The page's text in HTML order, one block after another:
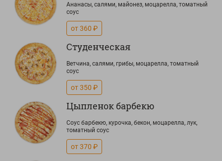
Ананасы, салями, майонез, моцарелла, томатный
соус
от 360 ₽
Студенческая
Ветчина, салями, грибы, моцарелла, томатный
соус
от 350 ₽
Цыпленок барбекю
Соус барбекю, курочка, бекон, моцарелла, лук,
томатный соус
от 370 ₽